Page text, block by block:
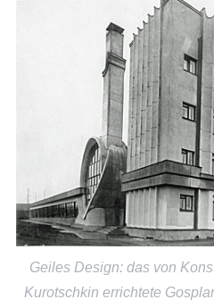
Geiles Design: das von
Kurotschkin errichtete